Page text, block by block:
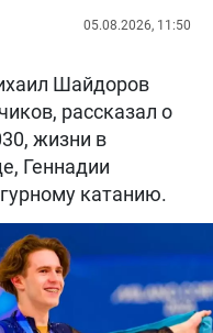
05.08.2026, 11:50
Шайдоров
рассказал о
жизни в
Геннадии
катанию.